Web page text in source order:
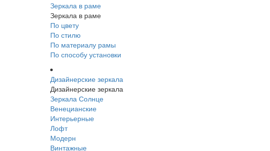
Зеркала в раме
Зеркала в раме
По цвету
По стилю
По материалу рамы
По способу установки
Дизайнерские зеркала
Дизайнерские зеркала
Зеркала Солнце
Венецианские
Интерьерные
Лофт
Модерн
Винтажные